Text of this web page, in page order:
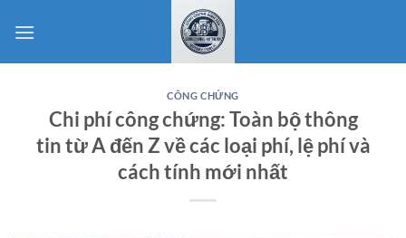
qua
CÔNG CHỨNG
Chi phí công chứng: Toàn bộ thông
tin từ A đến Z về các loại phí, lệ phí và
cách tính mới nhất